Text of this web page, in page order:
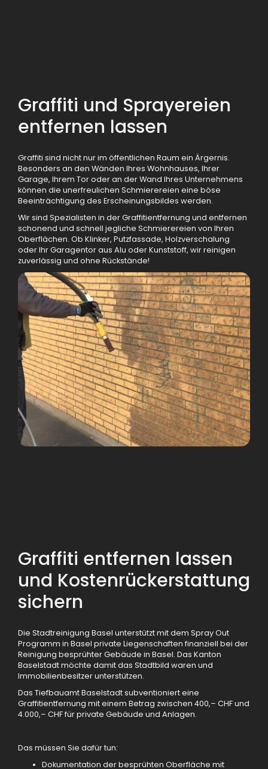
Graffiti und Sprayereien
entfernen lassen
Graffiti sind nicht nur im öffentlichen Raum ein Ärgernis.
Besonders an den Wänden Ihres Wohnhauses, Ihrer
Garage, Ihrem Tor oder an der Wand Ihres Unternehmens
können die unerfreulichen Schmierereien eine böse
Beeinträchtigung des Erscheinungsbildes werden.
Wir sind Spezialisten in der Graffitientfernung und entfernen
schonend und schnell jegliche Schmierereien von Ihren
Oberflächen. Ob Klinker, Putzfassade, Holzverschalung
oder Ihr Garagentor aus Alu oder Kunststoff, wir reinigen
zuverlässig und ohne Rückstände!
Graffiti entfernen lassen
und Kostenrückerstattung
sichern
Die Stadtreinigung Basel unterstützt mit dem Spray Out
Programm in Basel private Liegenschaften finanziell bei der
Reinigung besprühter Gebäude in Basel. Das Kanton
Baselstadt möchte damit das Stadtbild waren und
Immobilienbesitzer unterstützen.
Das Tiefbauamt Baselstadt subventioniert eine
Graffitientfernung mit einem Betrag zwischen 400,– CHF und
4.000,– CHF für private Gebäude und Anlagen.
Das müssen Sie dafür tun:
Dokumentation der besprühten Oberfläche mit